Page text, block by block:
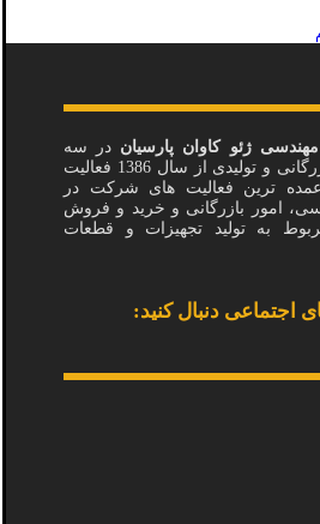
ژئو کاوان پارسیان در سه
بخش اصلی خدمات فنی، بازرگانی و تولیدی از سال 1386 فعالیت
ترین فعالیت های شرکت در
امور بازرگانی و خرید و فروش
به تولید تجهیزات و قطعات
اجتماعی دنبال کنید: